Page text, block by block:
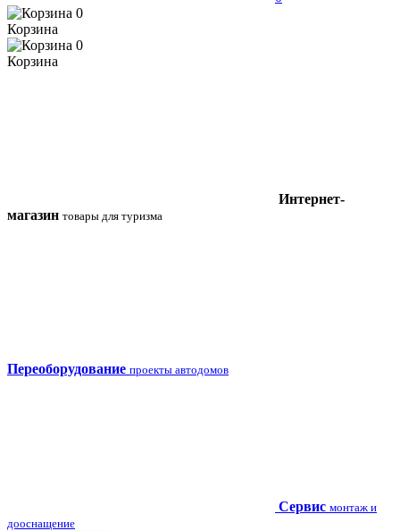
0
Корзина
0
Корзина
Интернет-
магазин товары для туризма
Переоборудование проекты автодомов
Сервис монтаж и
дооснащение